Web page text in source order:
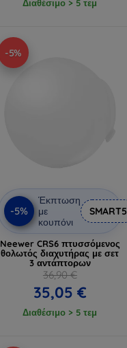
Διαθέσιμο > 5 τεμ
-5%
-5%
Έκπτωση
με
κουπόνι
SMART5
Neewer CRS6 πτυσσόμενος
θολωτός διαχυτήρας με σετ
3 αντάπτορων
36,90 €
35,05 €
Διαθέσιμο > 5 τεμ